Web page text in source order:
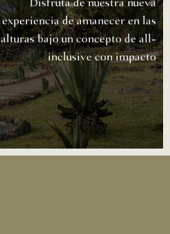
experiencia de amanecer en las
alturas bajo un concepto de all-
inclusive con impacto